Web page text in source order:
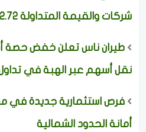
شركات والقيمة المتداولة 2.72 مليار ريال
طيران ناس تعلن خفض حصة
نقل أسهم عبر الهبة في
فرص استثمارية جديدة في
أمانة الحدود الشمالية